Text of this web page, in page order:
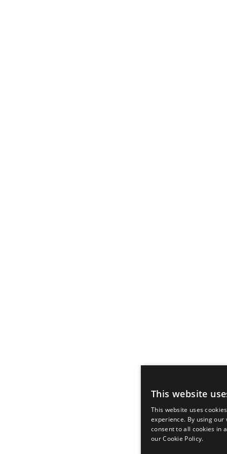
This website
This website uses
experience. By using our
consent to all cookies in
our Cookie Policy.